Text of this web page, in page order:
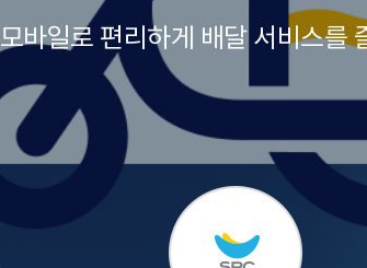
모바일로 편리하게 배달 서비스를